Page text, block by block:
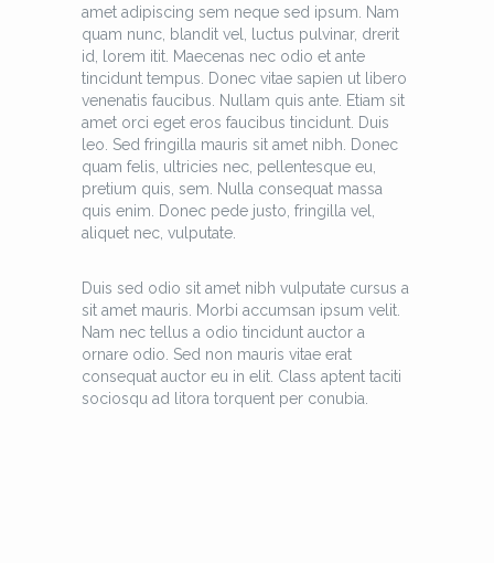
amet adipiscing sem neque sed ipsum. Nam
quam nunc, blandit vel, luctus pulvinar, drerit
id, lorem itit. Maecenas nec odio et ante
tincidunt tempus. Donec vitae sapien ut libero
venenatis faucibus. Nullam quis ante. Etiam sit
amet orci eget eros faucibus tincidunt. Duis
leo. Sed fringilla mauris sit amet nibh. Donec
quam felis, ultricies nec, pellentesque eu,
pretium quis, sem. Nulla consequat massa
quis enim. Donec pede justo, fringilla vel,
aliquet nec, vulputate.
Duis sed odio sit amet nibh vulputate cursus a
sit amet mauris. Morbi accumsan ipsum velit.
Nam nec tellus a odio tincidunt auctor a
ornare odio. Sed non mauris vitae erat
consequat auctor eu in elit. Class aptent taciti
sociosqu ad litora torquent per conubia.